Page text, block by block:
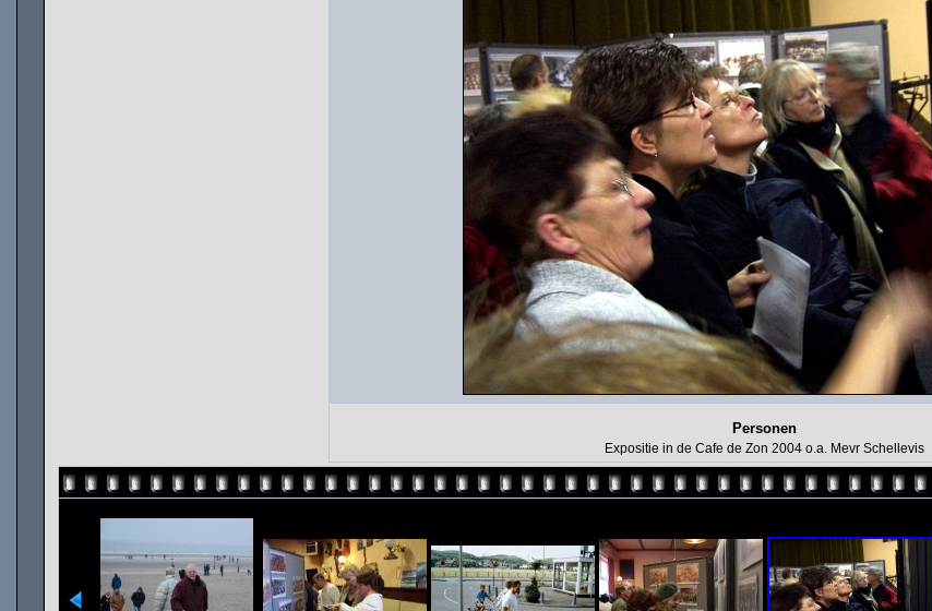
Personen
Expositie in de Cafe de Zon 2004 o.a. Mevr Schellevis